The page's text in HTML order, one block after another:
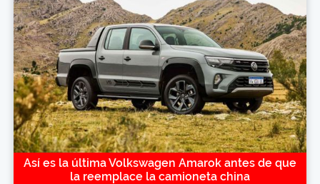
Así es la última Volkswagen Amarok antes de que
la reemplace la camioneta china